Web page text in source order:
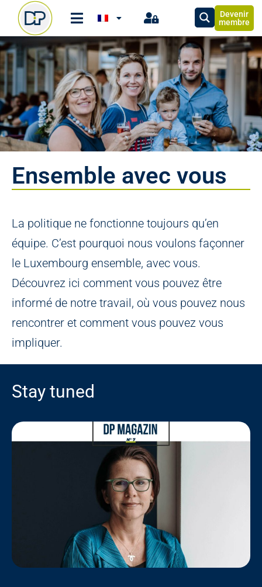
Devenir
membre
Ensemble avec vous
La politique ne fonctionne toujours qu’en
équipe. C’est pourquoi nous voulons façonner
le Luxembourg ensemble, avec vous.
Découvrez ici comment vous pouvez être
informé de notre travail, où vous pouvez nous
rencontrer et comment vous pouvez vous
impliquer.
Stay tuned